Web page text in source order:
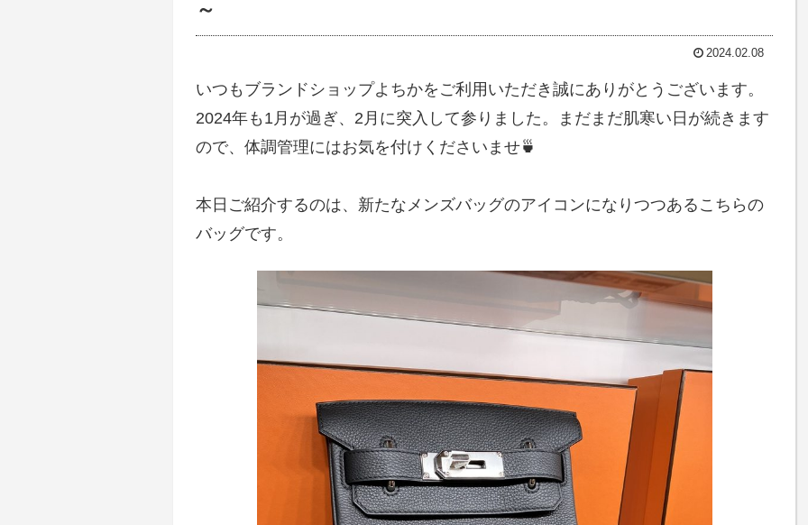
～
2024.02.08
いつもブランドショップよちかをご利用いただき誠にありがとうございます。
2024年も1月が過ぎ、2月に突入して参りました。まだまだ肌寒い日が続きます
ので、体調管理にはお気を付けくださいませ🍵
本日ご紹介するのは、新たなメンズバッグのアイコンになりつつあるこちらの
バッグです。